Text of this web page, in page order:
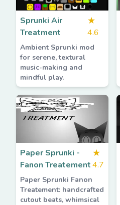
Sprunki Air
Treatment
★
4.6
Ambient Sprunki mod
for serene, textural
music-making and
mindful play.
Paper Sprunki -
Fanon Treatement
★
4.7
Paper Sprunki Fanon
Treatement: handcrafted
cutout beats, whimsical